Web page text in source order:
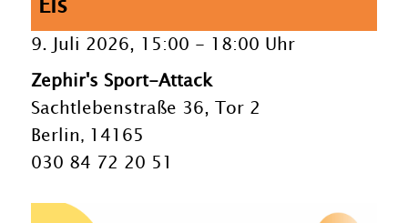
9. Juli 2026, 15:00 - 18:00 Uhr
Zephir's Sport-Attack
Sachtlebenstraße 36, Tor 2
Berlin, 14165
030 84 72 20 51